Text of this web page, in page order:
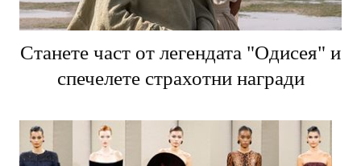
Станете част от легендата "Одисея" и
спечелете страхотни награди